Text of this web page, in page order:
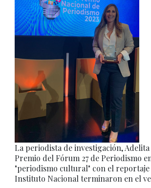
La periodista de investigación,
Premio del Fórum 27 de Periodismo
"periodismo cultural" con el
Instituto Nacional terminaron en el